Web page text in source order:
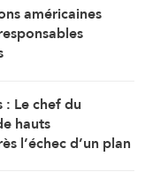
américaines
Le chef du
hauts
l’échec d’un plan